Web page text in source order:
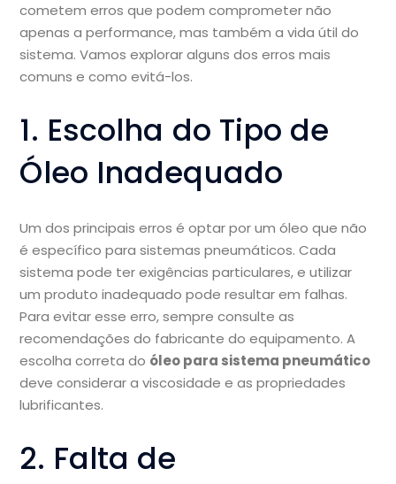
cometem erros que podem comprometer não
apenas a performance, mas também a vida útil do
sistema. Vamos explorar alguns dos erros mais
comuns e como evitá-los.
1. Escolha do Tipo de
Óleo Inadequado
Um dos principais erros é optar por um óleo que não
é específico para sistemas pneumáticos. Cada
sistema pode ter exigências particulares, e utilizar
um produto inadequado pode resultar em falhas.
Para evitar esse erro, sempre consulte as
recomendações do fabricante do equipamento. A
escolha correta do óleo para sistema pneumático
deve considerar a viscosidade e as propriedades
lubrificantes.
2. Falta de